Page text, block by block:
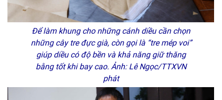
Để làm khung cho những cánh diều cần chọn
những cây tre đực già, còn gọi là “tre mép voi”
giúp diều có độ bền và khả năng giữ thăng
bằng tốt khi bay cao. Ảnh: Lê Ngọc/TTXVN
phát